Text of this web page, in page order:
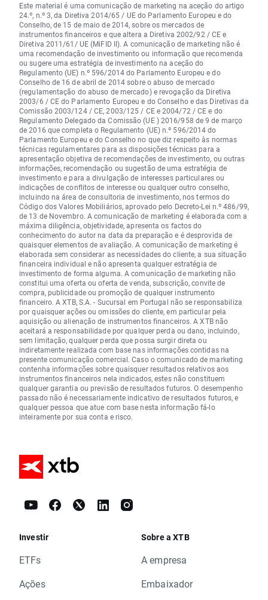
Este material é uma comunicação de marketing na aceção do artigo
24.º, n.º 3, da Diretiva 2014/65 / UE do Parlamento Europeu e do
Conselho, de 15 de maio de 2014, sobre os mercados de
instrumentos financeiros e que altera a Diretiva 2002/92 / CE e
Diretiva 2011/61/ UE (MiFID II). A comunicação de marketing não é
uma recomendação de investimento ou informação que recomenda
ou sugere uma estratégia de investimento na aceção do
Regulamento (UE) n.º 596/2014 do Parlamento Europeu e do
Conselho de 16 de abril de 2014 sobre o abuso de mercado
(regulamentação do abuso de mercado) e revogação da Diretiva
2003/6 / CE do Parlamento Europeu e do Conselho e das Diretivas da
Comissão 2003/124 / CE, 2003/125 / CE e 2004/72 / CE e do
Regulamento Delegado da Comissão (UE ) 2016/958 de 9 de março
de 2016 que completa o Regulamento (UE) n.º 596/2014 do
Parlamento Europeu e do Conselho no que diz respeito às normas
técnicas regulamentares para as disposições técnicas para a
apresentação objetiva de recomendações de investimento, ou outras
informações, recomendação ou sugestão de uma estratégia de
investimento e para a divulgação de interesses particulares ou
indicações de conflitos de interesse ou qualquer outro conselho,
incluindo na área de consultoria de investimento, nos termos do
Código dos Valores Mobiliários, aprovado pelo Decreto-Lei n.º 486/99,
de 13 de Novembro. A comunicação de marketing é elaborada com a
máxima diligência, objetividade, apresenta os factos do
conhecimento do autor na data da preparação e é desprovida de
quaisquer elementos de avaliação. A comunicação de marketing é
elaborada sem considerar as necessidades do cliente, a sua situação
financeira individual e não apresenta qualquer estratégia de
investimento de forma alguma. A comunicação de marketing não
constitui uma oferta ou oferta de venda, subscrição, convite de
compra, publicidade ou promoção de qualquer instrumento
financeiro. A XTB, S.A. - Sucursal em Portugal não se responsabiliza
por quaisquer ações ou omissões do cliente, em particular pela
aquisição ou alienação de instrumentos financeiros. A XTB não
aceitará a responsabilidade por qualquer perda ou dano, incluindo,
sem limitação, qualquer perda que possa surgir direta ou
indiretamente realizada com base nas informações contidas na
presente comunicação comercial. Caso o comunicado de marketing
contenha informações sobre quaisquer resultados relativos aos
instrumentos financeiros nela indicados, estes não constituem
qualquer garantia ou previsão de resultados futuros. O desempenho
passado não é necessariamente indicativo de resultados futuros, e
qualquer pessoa que atue com base nesta informação fá-lo
inteiramente por sua conta e risco.
Investir
ETFs
Ações
Sobre a XTB
A empresa
Embaixador